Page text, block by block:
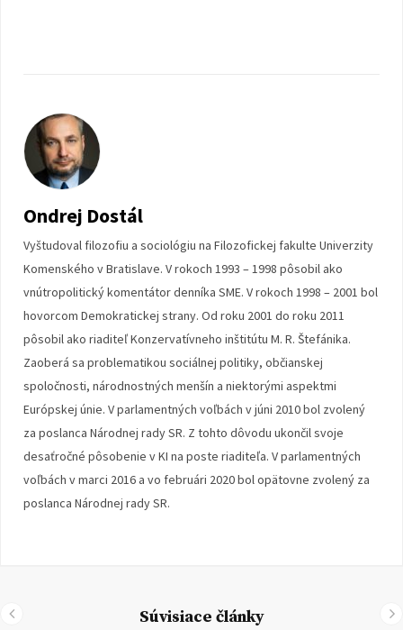
Ondrej Dostál
Vyštudoval filozofiu a sociológiu na Filozofickej fakulte Univerzity
Komenského v Bratislave. V rokoch 1993 – 1998 pôsobil ako
vnútropolitický komentátor denníka SME. V rokoch 1998 – 2001 bol
hovorcom Demokratickej strany. Od roku 2001 do roku 2011
pôsobil ako riaditeľ Konzervatívneho inštitútu M. R. Štefánika.
Zaoberá sa problematikou sociálnej politiky, občianskej
spoločnosti, národnostných menšín a niektorými aspektmi
Európskej únie. V parlamentných voľbách v júni 2010 bol zvolený
za poslanca Národnej rady SR. Z tohto dôvodu ukončil svoje
desaťročné pôsobenie v KI na poste riaditeľa. V parlamentných
voľbách v marci 2016 a vo februári 2020 bol opätovne zvolený za
poslanca Národnej rady SR.
Súvisiace články